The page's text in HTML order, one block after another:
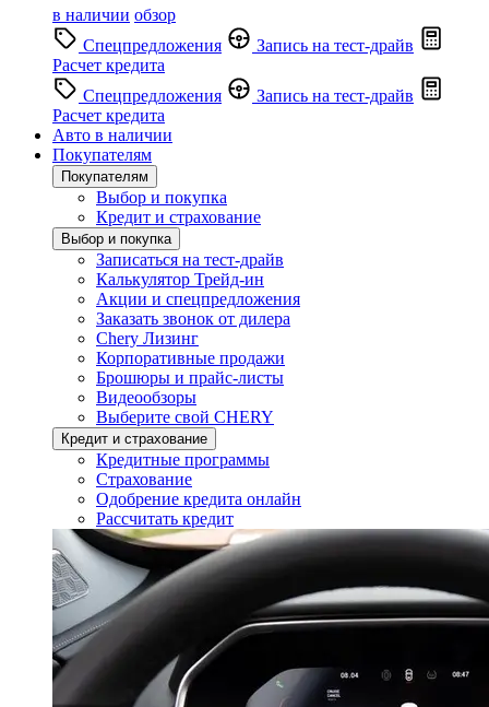
в наличии обзор
Спецпредложения
Запись на тест-драйв
Расчет кредита
Спецпредложения
Запись на тест-драйв
Расчет кредита
Авто в наличии
Покупателям
Покупателям
Выбор и покупка
Кредит и страхование
Выбор и покупка
Записаться на тест-драйв
Калькулятор Трейд-ин
Акции и спецпредложения
Заказать звонок от дилера
Chery Лизинг
Корпоративные продажи
Брошюры и прайс-листы
Видеообзоры
Выберите свой CHERY
Кредит и страхование
Кредитные программы
Страхование
Одобрение кредита онлайн
Рассчитать кредит